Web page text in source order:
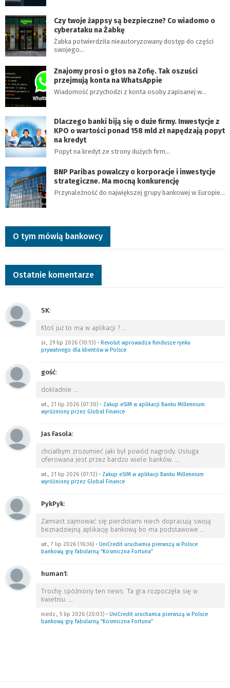
Czy twoje żappsy są bezpieczne? Co wiadomo o
cyberataku na Żabkę
Żabka potwierdziła nieautoryzowany dostęp do części
swojego…
Znajomy prosi o głos na Zofię. Tak oszuści
przejmują konta na WhatsAppie
Wiadomość przychodzi z konta osoby zapisanej w…
Dlaczego banki biją się o duże firmy. Inwestycje z
KPO o wartości ponad 158 mld zł napędzają popyt
na kredyt
Popyt na kredyt ze strony dużych firm…
BNP Paribas powalczy o korporacje i inwestycje
strategiczne. Ma mocną konkurencję
Przynależność do największej grupy bankowej w Europie…
O tym mówią bankowcy
Ostatnie komentarze
SK:
Ktoś już to ma w aplikacji ? …
śr., 29 lip 2026 (10:13) • Revolut wprowadza fundusze rynku
prywatnego dla klientów w Polsce
gość:
dokładnie …
wt., 21 lip 2026 (07:30) • Zakup eSIM w aplikacji Banku Millennium
wyróżniony przez Global Finance
Jas Fasola:
chciałbym zrozumieć jaki był powód nagrody. Usługa
oferowana jest przez bardzo wiele banków. …
wt., 21 lip 2026 (07:12) • Zakup eSIM w aplikacji Banku Millennium
wyróżniony przez Global Finance
PykPyk:
Zamiast zajmować się pierdołami niech dopracują swoją
beznadziejną aplikację bankową bo ma podstawowe …
wt., 7 lip 2026 (16:36) • UniCredit uruchamia pierwszą w Polsce
bankową grę fabularną “Kosmiczna Fortuna”
human1:
Trochę spóźniony ten news. Ta gra rozpoczęła się w
kwietniu. …
niedz., 5 lip 2026 (20:03) • UniCredit uruchamia pierwszą w Polsce
bankową grę fabularną “Kosmiczna Fortuna”